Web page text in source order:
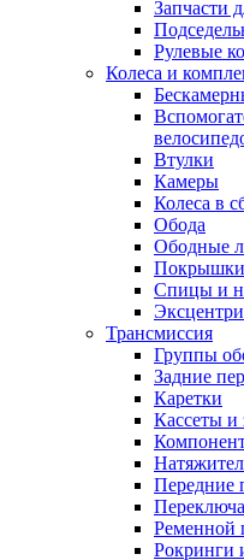
Запчасти
Рулевые
Колеса и
Втулки
Камеры
Колеса в
Обода
Ободные
Покрышки
Спицы и
Трансмиссия
Группы
Задние
Каретки
Кассеты и
Передние
Ременной
Рокринги